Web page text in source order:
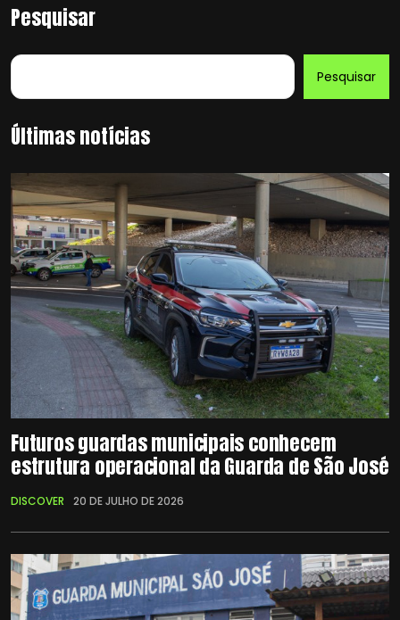
Pesquisar
Pesquisar
Últimas notícias
Futuros guardas municipais conhecem
estrutura operacional da Guarda de São José
DISCOVER 20 DE JULHO DE 2026